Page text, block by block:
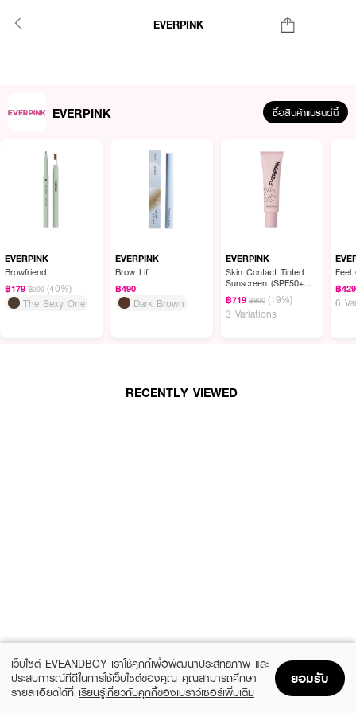
EVERPINK
EVERPINK ซื้อสินค้าแบรนด์นี้
EVERPINK
Browfriend
฿179 ฿299 (40%)
The Sexy One
EVERPINK
Brow Lift
฿490
Dark Brown
EVERPINK
Skin Contact Tinted
Sunscreen (SPF50+
PA+++)
฿719 ฿890 (19%)
3 Variations
Feel
฿429
6
RECENTLY VIEWED
เว็บไซต์ EVEANDBOY เราใช้คุกกี้เพื่อพัฒนาประสิทธิภาพ และ
ประสบการณ์ที่ดีในการใช้เว็บไซต์ของคุณ คุณสามารถศึกษา
รายละเอียดได้ที่ เรียนรู้เกี่ยวกับคุกกี้ของเบราว์เซอร์เพิ่มเติม
ยอมรับ